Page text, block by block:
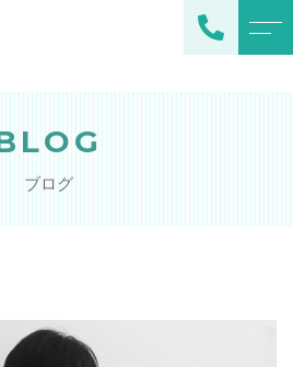
よくある質問
お知らせ
ブログ